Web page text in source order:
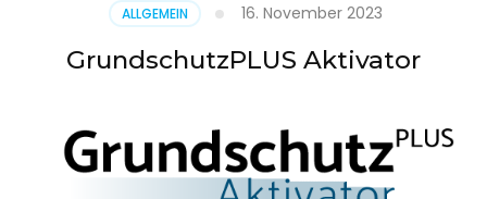
Schlacht
im
Netz
ALLGEMEIN 16. November 2023
GrundschutzPLUS Aktivator